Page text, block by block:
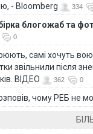
- Bloomberg
334
блогожаб та
0
самі хочуть
звільнили після
ВІДЕО
362 0
чому РЕБ не